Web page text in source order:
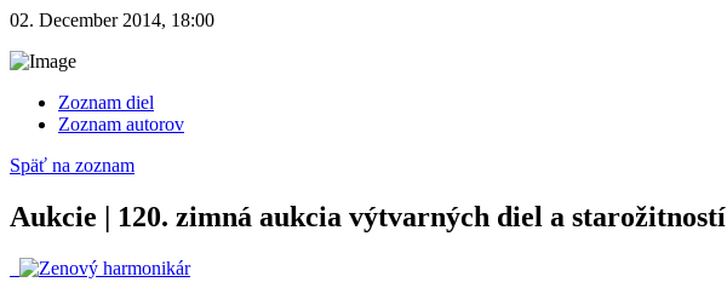
02. December 2014, 18:00
Zoznam diel
Zoznam autorov
Späť na zoznam
Aukcie | 120. zimná aukcia výtvarných diel a starožitností